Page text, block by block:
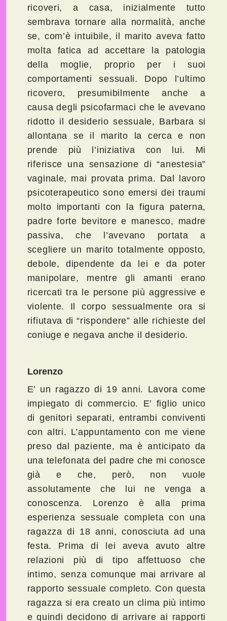
ricoveri, a casa, inizialmente tutto
sembrava tornare alla normalità, anche
se, com’è intuibile, il marito aveva fatto
molta fatica ad accettare la patologia
della moglie, proprio per i suoi
comportamenti sessuali. Dopo l’ultimo
ricovero, presumibilmente anche a
causa degli psicofarmaci che le avevano
ridotto il desiderio sessuale, Barbara si
allontana se il marito la cerca e non
prende più l’iniziativa con lui. Mi
riferisce una sensazione di “anestesia”
vaginale, mai provata prima. Dal lavoro
psicoterapeutico sono emersi dei traumi
molto importanti con la figura paterna,
padre forte bevitore e manesco, madre
passiva, che l’avevano portata a
scegliere un marito totalmente opposto,
debole, dipendente da lei e da poter
manipolare, mentre gli amanti erano
ricercati tra le persone più aggressive e
violente. Il corpo sessualmente ora si
rifiutava di “rispondere” alle richieste del
coniuge e negava anche il desiderio.
Lorenzo
E’ un ragazzo di 19 anni. Lavora come
impiegato di commercio. E’ figlio unico
di genitori separati, entrambi conviventi
con altri. L’appuntamento con me viene
preso dal paziente, ma è anticipato da
una telefonata del padre che mi conosce
già e che, però, non vuole
assolutamente che lui ne venga a
conoscenza. Lorenzo è alla prima
esperienza sessuale completa con una
ragazza di 18 anni, conosciuta ad una
festa. Prima di lei aveva avuto altre
relazioni più di tipo affettuoso che
intimo, senza comunque mai arrivare al
rapporto sessuale completo. Con questa
ragazza si era creato un clima più intimo
e quindi decidono di arrivare ai rapporti